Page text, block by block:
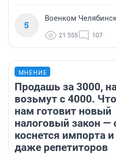
5
Военком
21 555 107
МНЕНИЕ
Продашь за 3000,
возьмут с 4000. Что
нам готовит новый
налоговый закон —
коснется импорта и
даже репетиторов